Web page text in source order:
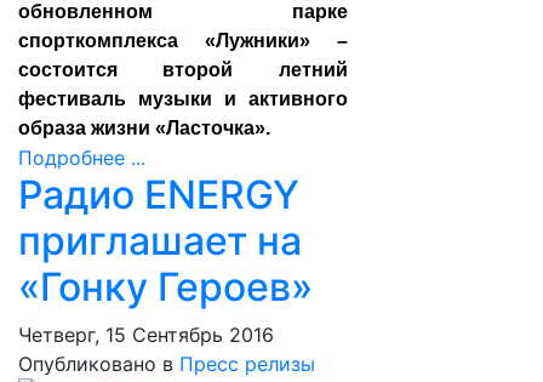
обновленном парке
спорткомплекса «Лужники» –
состоится второй летний
фестиваль музыки и активного
образа жизни «Ласточка».
Подробнее ...
Радио ENERGY
приглашает на
«Гонку Героев»
Четверг, 15 Сентябрь 2016
Опубликовано в Пресс релизы